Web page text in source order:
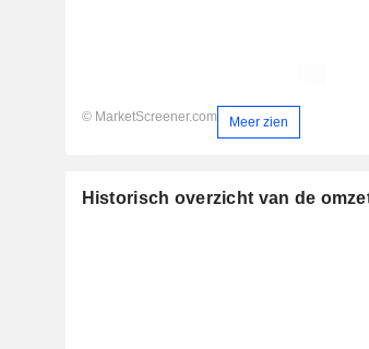
© MarketScreener.com Meer zien
Historisch overzicht van de